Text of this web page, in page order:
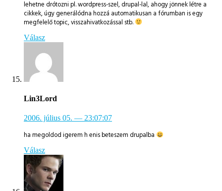
lehetne drótozni pl. wordpress-szel, drupal-lal, ahogy jönnek létre a
cikkek, úgy generálódna hozzá automatikusan a fórumban is egy
megfelelő topic, visszahivatkozással stb.
Válasz
Lin3Lord
2006. július 05. — 23:07:07
ha megoldod igerem h enis beteszem drupalba
Válasz